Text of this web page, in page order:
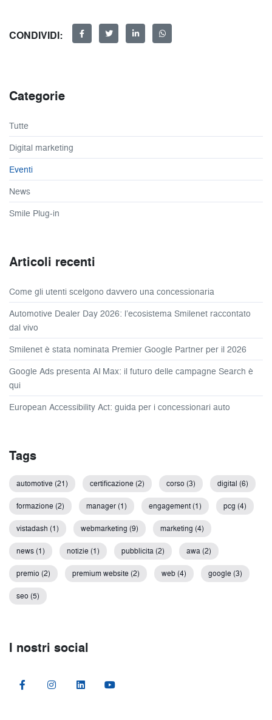
CONDIVIDI:
Categorie
Tutte
Digital marketing
Eventi
News
Smile Plug-in
Articoli recenti
Come gli utenti scelgono davvero una concessionaria
Automotive Dealer Day 2026: l’ecosistema Smilenet raccontato
dal vivo
Smilenet è stata nominata Premier Google Partner per il 2026
Google Ads presenta AI Max: il futuro delle campagne Search è
qui
European Accessibility Act: guida per i concessionari auto
Tags
automotive (21) certificazione (2) corso (3) digital (6)
formazione (2) manager (1) engagement (1) pcg (4)
vistadash (1) webmarketing (9) marketing (4)
news (1) notizie (1) pubblicita (2) awa (2)
premio (2) premium website (2) web (4) google (3)
seo (5)
I nostri social